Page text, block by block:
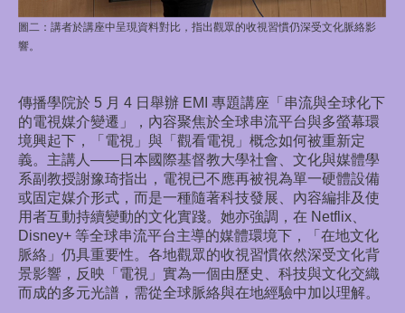
圖二： 講者於講座中呈現資料對比，指出觀眾的收視習慣仍深受文化脈絡影
響。
傳播學院於 5 月 4 日舉辦 EMI 專題講座「串流與全球化下
的電視媒介變遷」，內容聚焦於全球串流平台與多螢幕環
境興起下，「電視」與「觀看電視」概念如何被重新定
義。主講人——日本國際基督教大學社會、文化與媒體學
系副教授謝豫琦指出，電視已不應再被視為單一硬體設備
或固定媒介形式，而是一種隨著科技發展、內容編排及使
用者互動持續變動的文化實踐。她亦強調，在 Netflix、
Disney+ 等全球串流平台主導的媒體環境下，「在地文化
脈絡」仍具重要性。各地觀眾的收視習慣依然深受文化背
景影響，反映「電視」實為一個由歷史、科技與文化交織
而成的多元光譜，需從全球脈絡與在地經驗中加以理解。